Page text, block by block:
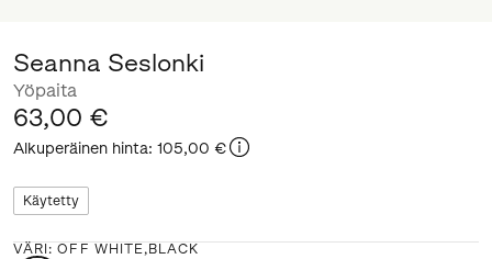
Seanna Seslonki
Yöpaita
63,00 €
Alkuperäinen hinta: 105,00 €
Käytetty
VÄRI :OFF WHITE,BLACK